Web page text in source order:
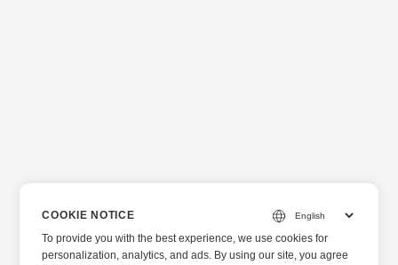
COOKIE NOTICE
To provide you with the best experience, we use cookies for
personalization, analytics, and ads. By using our site, you agree